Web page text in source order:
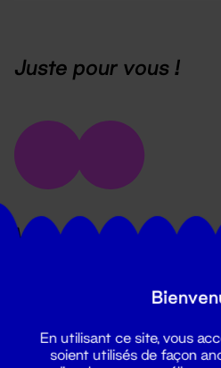
Juste pour vous !
Vélos
un des 5 vélos mis à
(cadenas, casque, gilet)
auprès du pôle
En utilisant ce site, vous
soient utilisés de façon